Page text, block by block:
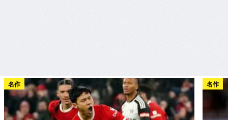
名作 名作